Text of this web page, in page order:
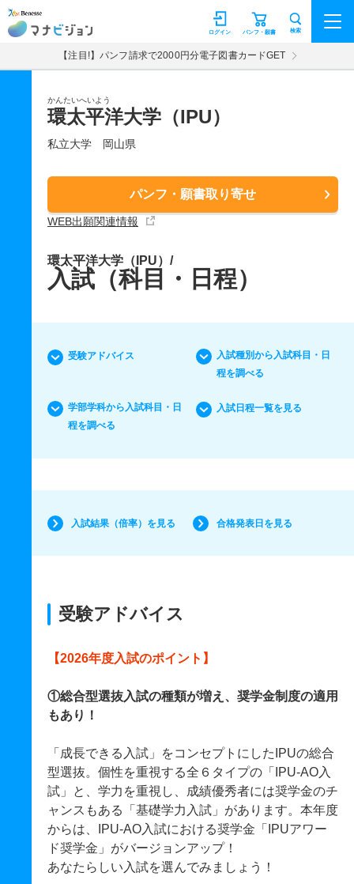
マナビジョン パンフ・願書
ログイン 検索
【注目!】パンフ請求で2000円分電子図書カードGET
かんたいへいよう
環太平洋大学（IPU）
私立大学 岡山県
パンフ・願書取り寄せ
WEB出願関連情報
環太平洋大学（IPU）/
入試（科目・日程）
受験アドバイス
入試種別から入試科目・日
程を調べる
学部学科から入試科目・日
程を調べる
入試日程一覧を見る
入試結果（倍率）を見る 合格発表日を見る
受験アドバイス
【2026年度入試のポイント】
①総合型選抜入試の種類が増え、奨学金制度の適用
もあり！
「成長できる入試」をコンセプトにしたIPUの総合
型選抜。個性を重視する全６タイプの「IPU-AO入
試」と、学力を重視し、成績優秀者には奨学金のチ
ャンスもある「基礎学力入試」があります。本年度
からは、IPU-AO入試における奨学金「IPUアワー
ド奨学金」がバージョンアップ！
あなたらしい入試を選んでみましょう！